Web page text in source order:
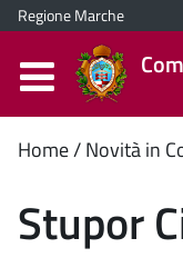
Regione Marche
Home Novità in
Stupor